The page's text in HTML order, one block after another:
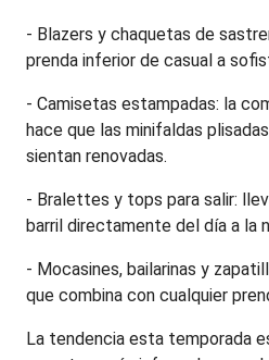
- Blazers y chaquetas de
prenda inferior de casual a
- Camisetas estampadas: la
hace que las minifaldas
sientan renovadas.
- Bralettes y tops para salir:
barril directamente del día a la
- Mocasines, bailarinas y
que combina con cualquier
La tendencia esta temporada